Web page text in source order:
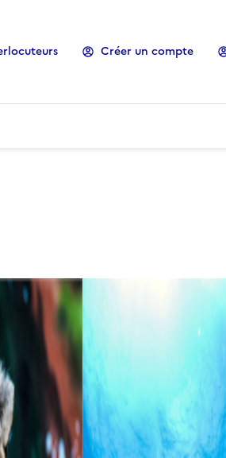
Créer un compte